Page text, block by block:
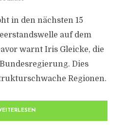
in den nächsten 15
auf dem
warnt Iris Gleicke, die
Dies
Regionen.